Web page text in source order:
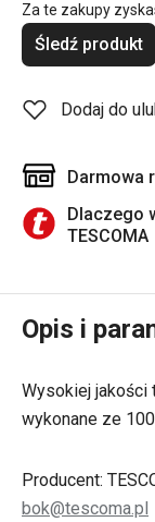
Za te zakupy
Śledź produkt
Dodaj do
Darmowa
Dlaczego
TESCOMA
Opis i
Wysokiej
wykonane ze
Producent:
bok@tescoma.pl